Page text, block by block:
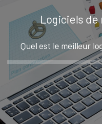
Logiciels de
Quel est le meilleur